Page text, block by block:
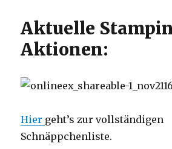
Aktuelle
Aktionen:
Hier geht’s zur vollständigen
Schnäppchenliste.